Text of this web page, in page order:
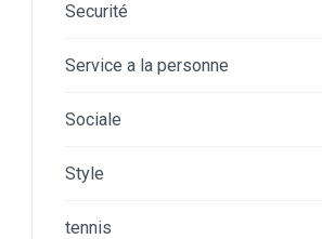
Securité
Service a la personne
Sociale
Style
tennis